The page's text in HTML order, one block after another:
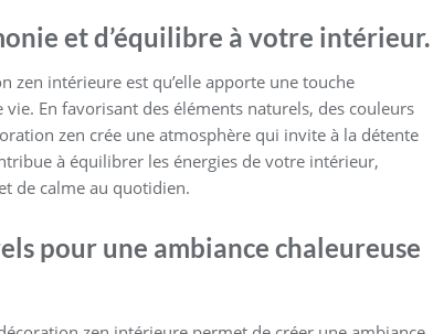
et d’équilibre à votre intérieur.
zen intérieure est qu’elle apporte une touche
vie. En favorisant des éléments naturels, des couleurs
zen crée une atmosphère qui invite à la détente
à équilibrer les énergies de votre intérieur,
de calme au quotidien.
pour une ambiance chaleureuse